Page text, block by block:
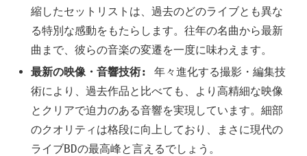
縮したセットリストは、過去のどのライブとも異な
る特別な感動をもたらします。往年の名曲から最新
曲まで、彼らの音楽の変遷を一度に味わえます。
最新の映像・音響技術:
年々進化する撮影・編集技
術により、過去作品と比べても、より高精細な映像
とクリアで迫力のある音響を実現しています。細部
のクオリティは格段に向上しており、まさに現代の
ライブBDの最高峰と言えるでしょう。